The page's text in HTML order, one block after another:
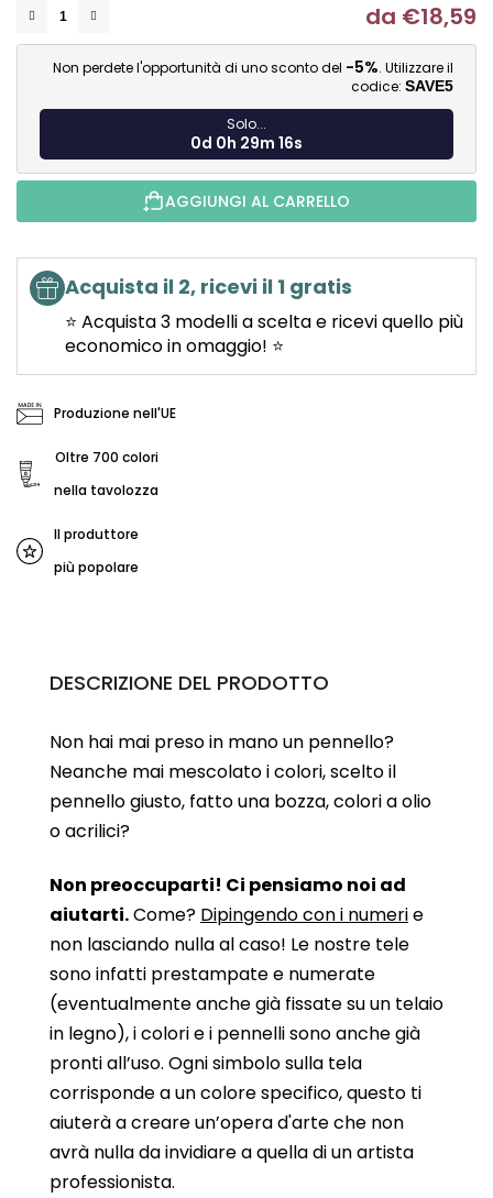
da €18,59
Non perdete l'opportunità di uno sconto del -5%. Utilizzare il
codice: SAVE5
Solo...
0d 0h 29m 16s
AGGIUNGI AL CARRELLO
Acquista il 2, ricevi il 1 gratis
⭐ Acquista 3 modelli a scelta e ricevi quello più
economico in omaggio! ⭐
Produzione nell'UE
Oltre 700 colori
nella tavolozza
Il produttore
più popolare
DESCRIZIONE DEL PRODOTTO
Non hai mai preso in mano un pennello?
Neanche mai mescolato i colori, scelto il
pennello giusto, fatto una bozza, colori a olio
o acrilici?
Non preoccuparti! Ci pensiamo noi ad
aiutarti.Come? Dipingendo con i numerie
non lasciando nulla al caso! Le nostre tele
sono infatti prestampate e numerate
(eventualmente anche già fissate su un telaio
in legno), i colori e i pennelli sono anche già
pronti all’uso. Ogni simbolo sulla tela
corrisponde a un colore specifico, questo ti
aiuterà a creare un’opera d'arte che non
avrà nulla da invidiare a quella di un artista
professionista.